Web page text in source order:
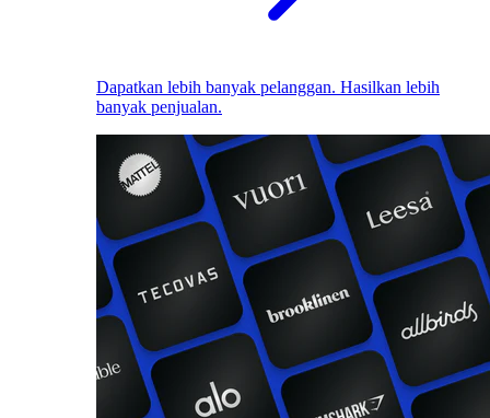
Dapatkan lebih banyak pelanggan. Hasilkan lebih
banyak penjualan.